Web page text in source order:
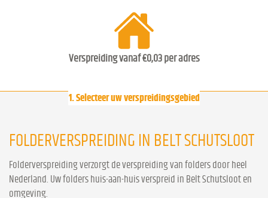
Verspreiding vanaf €0,03 per adres
1. Selecteer uw verspreidingsgebied
FOLDERVERSPREIDING IN BELT SCHUTSLOOT
Folderverspreiding verzorgt de verspreiding van folders door heel
Nederland. Uw folders huis-aan-huis verspreid in Belt Schutsloot en
omgeving.